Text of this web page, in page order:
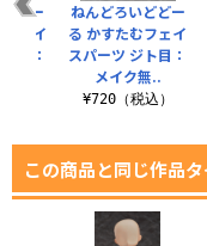
どー
ェイ
目：
ねんどろいどどー
る かすたむフェイ
スパーツ ジト目：
メイク無..
¥720（税込）
この商品と同じ作品